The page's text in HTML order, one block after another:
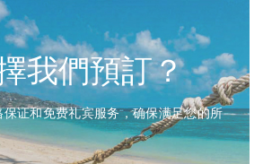
我們預訂？
证和免费礼宾服务，确保满足您的所